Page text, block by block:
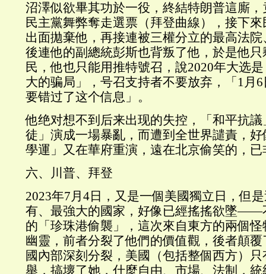
沼澤似欲畢其功於一役，終結特朗普這廝
民主黨舞弊奪走選票（拜登曲線），接下
出面拋棄他，再接連被三權分立的最高法
後連他的副總統彭斯也背叛了他，於是他
民，他也只能用推特號召，說2020年大选
大的骗局」，号召支持者不要放弃，「1月
要错过了这个信息」。
他绝对想不到后来出现的失控，「和平抗
徒」演成一場暴亂，而遭到全世界譴責，
學運」又在華府重演，遠在北京偷笑的，
六、川普、拜登
2023年7月4日，又是一個美國獨立日，但
有、最強大的國家，好像已經搖搖欲墜——
的「珍珠港偷襲」，這次來自東方的兩個
幽靈，前者分裂了他們的價值觀，後者顛
國內部深刻分裂，美國（包括整個西方）
舉，搞壞了她，什麼自由、市場、法制，